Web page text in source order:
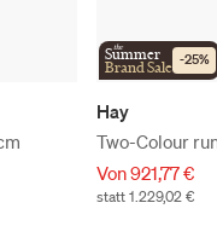
the
Summer
Brand Sale -25%
Hay
Two-Colour
Von 921,77 €
statt 1.229,02 €